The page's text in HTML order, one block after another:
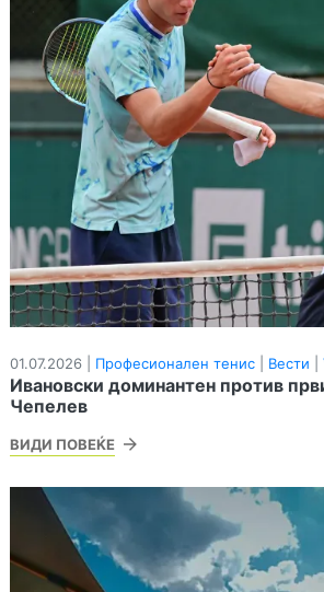
01.07.2026 | Професионален тенис Вести
Ивановски доминантен против
Чепелев
ВИДИ ПОВЕЌЕ